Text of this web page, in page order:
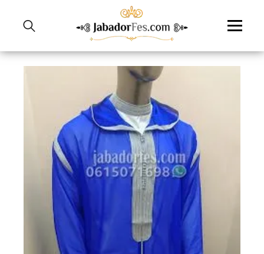
انتقل
المحتوى